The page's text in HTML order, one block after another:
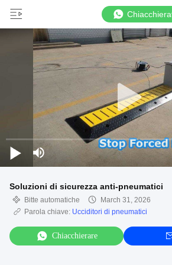
Soluzioni di sicurezza anti-pneumatici
Bitte automatiche
March 31, 2026
Parola chiave: Ucciditori di pneumatici
Chiacchierare